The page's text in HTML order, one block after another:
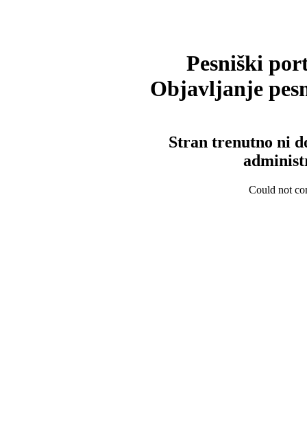
Pesniški
Objavljanje
Stran trenutno ni
Could not